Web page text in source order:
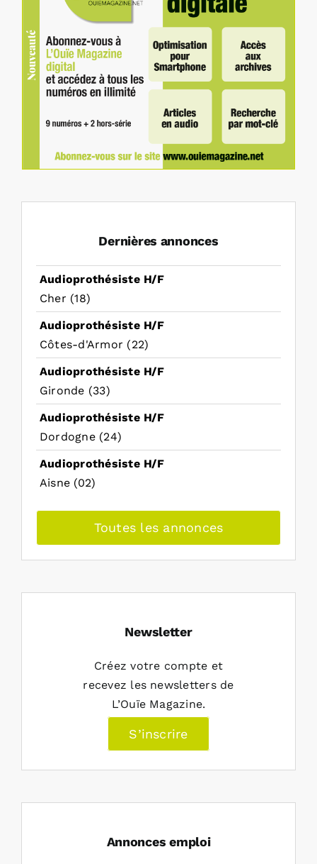
Dernières annonces
Audioprothésiste H/F
Cher (18)
Audioprothésiste H/F
Côtes-d'Armor (22)
Audioprothésiste H/F
Gironde (33)
Audioprothésiste H/F
Dordogne (24)
Audioprothésiste H/F
Aisne (02)
Toutes les annonces
Newsletter
Créez votre compte et
recevez les newsletters de
L’Ouïe Magazine.
S’inscrire
Annonces emploi